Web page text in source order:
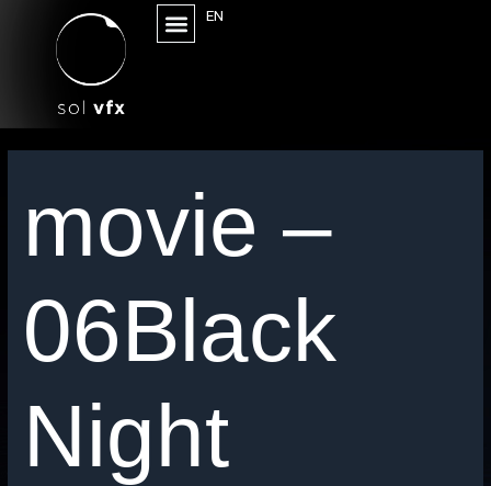
EN
movie –
06Black
Night